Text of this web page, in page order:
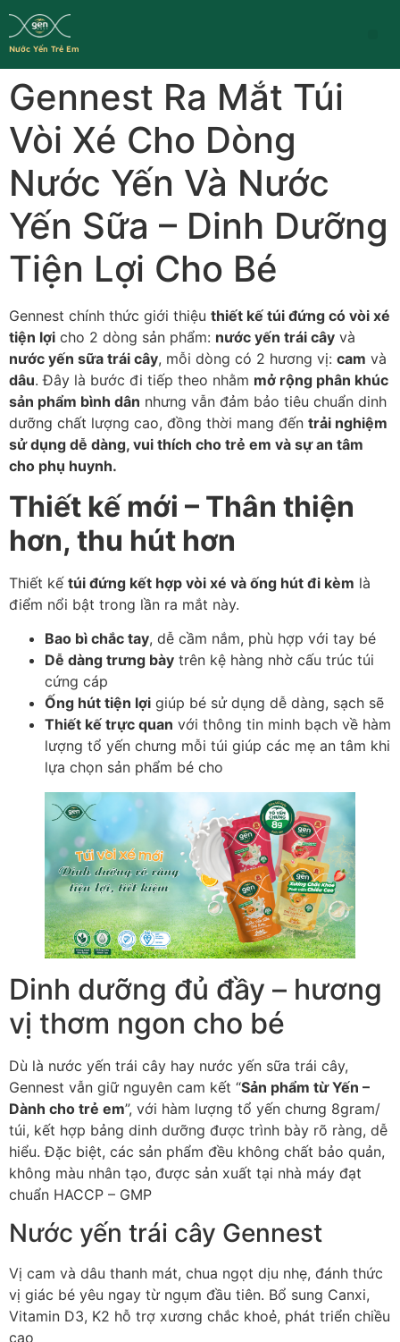
Nước Yến Trẻ Em
Gennest Ra Mắt Túi
Vòi Xé Cho Dòng
Nước Yến Và Nước
Yến Sữa – Dinh Dưỡng
Tiện Lợi Cho Bé
Gennest chính thức giới thiệu thiết kế túi đứng có vòi xé
tiện lợi cho 2 dòng sản phẩm: nước yến trái cây và
nước yến sữa trái cây, mỗi dòng có 2 hương vị: cam và
dâu. Đây là bước đi tiếp theo nhằm mở rộng phân khúc
sản phẩm bình dân nhưng vẫn đảm bảo tiêu chuẩn dinh
dưỡng chất lượng cao, đồng thời mang đến trải nghiệm
sử dụng dễ dàng, vui thích cho trẻ em và sự an tâm
cho phụ huynh.
Thiết kế mới – Thân thiện
hơn, thu hút hơn
Thiết kế túi đứng kết hợp vòi xé và ống hút đi kèm là
điểm nổi bật trong lần ra mắt này.
Bao bì chắc tay, dễ cầm nắm, phù hợp với tay bé
Dễ dàng trưng bày trên kệ hàng nhờ cấu trúc túi
cứng cáp
Ống hút tiện lợi giúp bé sử dụng dễ dàng, sạch sẽ
Thiết kế trực quan với thông tin minh bạch về hàm
lượng tổ yến chưng mỗi túi giúp các mẹ an tâm khi
lựa chọn sản phẩm bé cho
Dinh dưỡng đủ đầy – hương
vị thơm ngon cho bé
Dù là nước yến trái cây hay nước yến sữa trái cây,
Gennest vẫn giữ nguyên cam kết “Sản phẩm từ Yến –
Dành cho trẻ em”, với hàm lượng tổ yến chưng 8gram/
túi, kết hợp bảng dinh dưỡng được trình bày rõ ràng, dễ
hiểu. Đặc biệt, các sản phẩm đều không chất bảo quản,
không màu nhân tạo, được sản xuất tại nhà máy đạt
chuẩn HACCP – GMP
Nước yến trái cây Gennest
Vị cam và dâu thanh mát, chua ngọt dịu nhẹ, đánh thức
vị giác bé yêu ngay từ ngụm đầu tiên. Bổ sung Canxi,
Vitamin D3, K2 hỗ trợ xương chắc khoẻ, phát triển chiều
cao